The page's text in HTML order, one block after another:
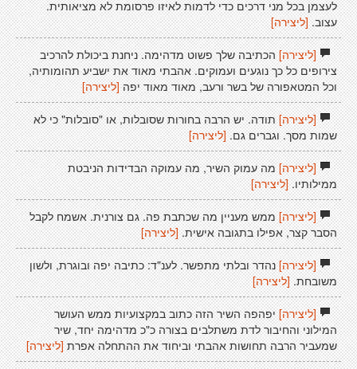
לעצמן בכל מני דרכים כדי לדמות לאיזו פרסומת לא מציאותית.
עצוב. [ליצירה]
[ליצירה]הכתיבה שלך פשוט מדהימה. ניחנת ביכולת להרכיב
צירופים כל כך נוגעים ועמוקים. אהבתי מאוד את ישביע תהומותיה,
וכל המטאפורה של בשר ורעב, מאוד מאוד יפה [ליצירה]
[ליצירה]תודה. יש הרבה בחורות שסובלות, או "סובלות" כי לא
שמות מסך. וגברים גם. [ליצירה]
[ליצירה]מה עמוק השיר, מה עמוקה הבדידות הניבטת
ממילותיו. [ליצירה]
[ליצירה]ממש מעניין מה שכתבת פה. גם צורנית. אשמח לקבל
הסבר קצר, אפילו בתגובה אישית. [ליצירה]
[ליצירה]נהדר ובלתי מתפשר. לענ"ד: כתיבה יפה ובוגרת, ולשון
משובחת. [ליצירה]
[ליצירה]יפהפה השיר הזה כתוב במקצועיות ממש העושר
המילוני והחיבור לדת משתלבים בצורה כ"כ מדהימה יחד, שיר
שמעביר הרבה תחושות אהבתי וביחוד את ההתחלה אפרת [ליצירה]